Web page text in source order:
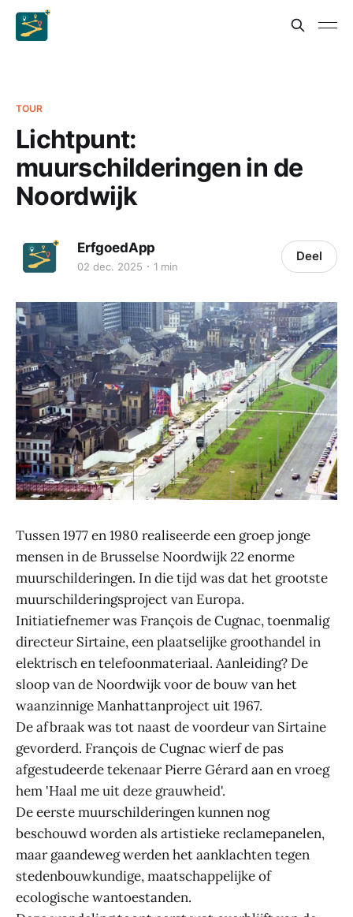
TOUR
Lichtpunt:
muurschilderingen in de
Noordwijk
ErfgoedApp
02 dec. 2025 1 min
Deel
Tussen 1977 en 1980 realiseerde een groep jonge
mensen in de Brusselse Noordwijk 22 enorme
muurschilderingen. In die tijd was dat het grootste
muurschilderingsproject van Europa.
Initiatiefnemer was François de Cugnac, toenmalig
directeur Sirtaine, een plaatselijke groothandel in
elektrisch en telefoonmateriaal. Aanleiding? De
sloop van de Noordwijk voor de bouw van het
waanzinnige Manhattanproject uit 1967.
De afbraak was tot naast de voordeur van Sirtaine
gevorderd. François de Cugnac wierf de pas
afgestudeerde tekenaar Pierre Gérard aan en vroeg
hem 'Haal me uit deze grauwheid'.
De eerste muurschilderingen kunnen nog
beschouwd worden als artistieke reclamepanelen,
maar gaandeweg werden het aanklachten tegen
stedenbouwkundige, maatschappelijke of
ecologische wantoestanden.